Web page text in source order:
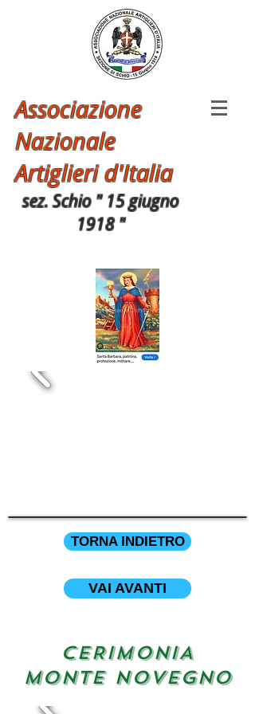
Associazione
Nazionale
Artiglieri d'Italia
sez. Schio " 15 giugno
1918 "
TORNA INDIETRO
VAI AVANTI
CERIMONIA
monte novegno